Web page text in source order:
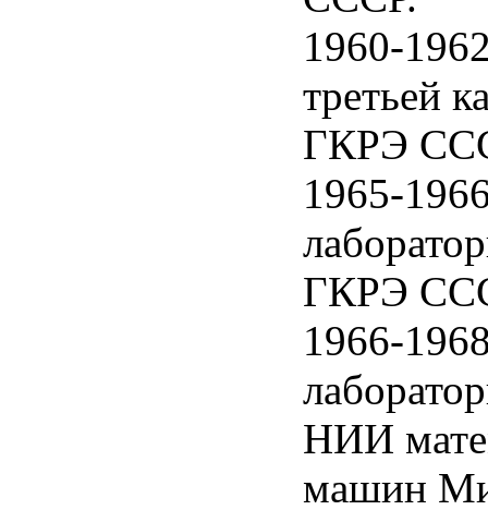
1960-
третьей
ГКРЭ
1965-
ГКРЭ
1966-
НИИ
машин